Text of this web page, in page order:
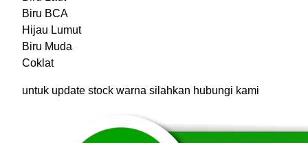
Biru BCA
Hijau Lumut
Biru Muda
Coklat
untuk update stock warna silahkan hubungi kami